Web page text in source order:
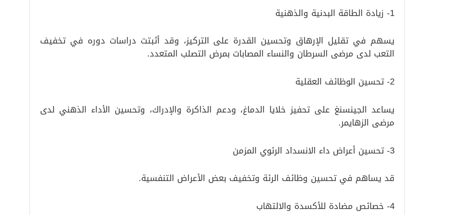
1- زيادة الطاقة البدنية والذهنية
يسهم في تقليل الإرهاق وتحسين القدرة على التركيز، وقد أثبتت دراسات دوره في تخفيف
التعب لدى مرضى السرطان والنساء المصابات بمرض التصلب المتعدد.
2- تحسين الوظائف العقلية
يساعد الجينسنغ على تحفيز خلايا الدماغ، ودعم الذاكرة والإدراك، وتحسين الأداء الذهني لدى
مرضى الزهايمر.
3- تحسين أعراض داء الانسداد الرئوي المزمن
قد يساهم في تحسين وظائف الرئة وتخفيف بعض الأعراض التنفسية.
4- خصائص مضادة للأكسدة والالتهاب